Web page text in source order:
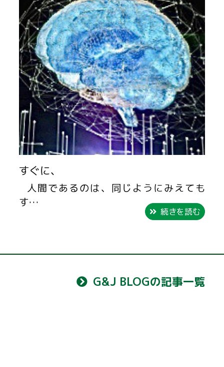
すぐに、
人間であるのは、同じようにみえても
す…
続きを読む
G&J BLOGの記事一覧